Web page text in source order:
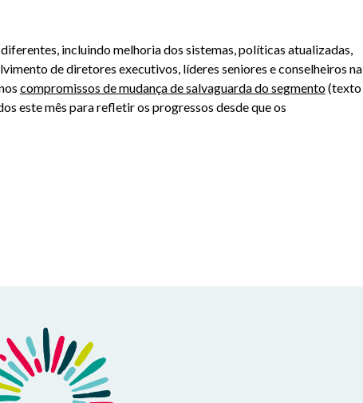
incluindo melhoria dos sistemas, políticas atualizadas,
de diretores executivos, líderes seniores e conselheiros na
compromissos de mudança de salvaguarda do segmento(texto
este mês para refletir os progressos desde que os